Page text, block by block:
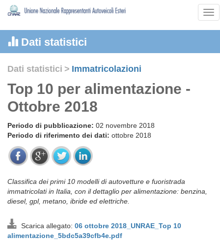
Dati statistici
Dati statistici > Immatricolazioni
Top 10 per alimentazione -
Ottobre 2018
Periodo di pubblicazione: 02 novembre 2018
Periodo di riferimento dei dati: ottobre 2018
Classifica dei primi 10 modelli di autovetture e fuoristrada
immatricolati in Italia, con il dettaglio per alimentazione: benzina,
diesel, gpl, metano, ibride ed elettriche.
Scarica allegato: 06 ottobre 2018_UNRAE_Top 10
alimentazione_5bdc5a39cfb4e.pdf